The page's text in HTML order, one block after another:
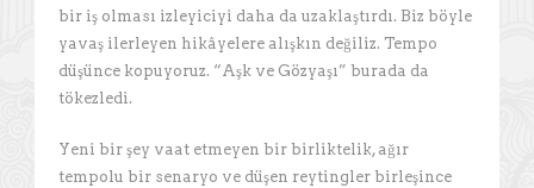
bir iş olması izleyiciyi daha da uzaklaştırdı. Biz böyle
yavaş ilerleyen hikâyelere alışkın değiliz. Tempo
düşünce kopuyoruz. “Aşk ve Gözyaşı” burada da
tökezledi.
Yeni bir şey vaat etmeyen bir birliktelik, ağır
tempolu bir senaryo ve düşen reytingler birleşince